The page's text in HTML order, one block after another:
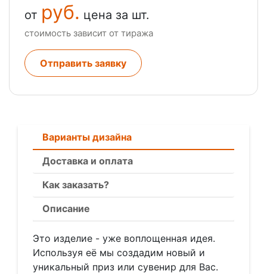
от руб. цена за шт.
стоимость зависит от тиража
Отправить заявку
Варианты дизайна
Доставка и оплата
Как заказать?
Описание
Это изделие - уже воплощенная идея.
Используя её мы создадим новый и
уникальный приз или сувенир для Вас.